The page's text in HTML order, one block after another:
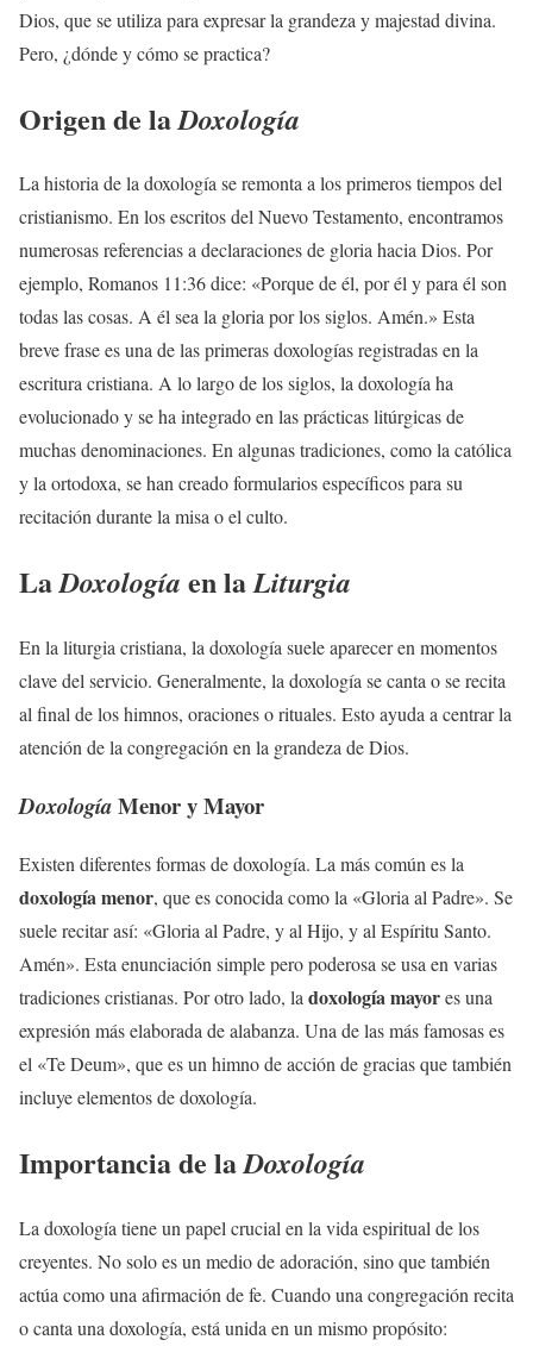
Dios, que se utiliza para expresar la grandeza y majestad divina.
Pero, ¿dónde y cómo se practica?
Origen de laDoxología
La historia de la doxología se remonta a los primeros tiempos del
cristianismo. En los escritos del Nuevo Testamento, encontramos
numerosas referencias a declaraciones de gloria hacia Dios. Por
ejemplo, Romanos 11:36 dice: «Porque de él, por él y para él son
todas las cosas. A él sea la gloria por los siglos. Amén.» Esta
breve frase es una de las primeras doxologías registradas en la
escritura cristiana. A lo largo de los siglos, la doxología ha
evolucionado y se ha integrado en las prácticas litúrgicas de
muchas denominaciones. En algunas tradiciones, como la católica
y la ortodoxa, se han creado formularios específicos para su
recitación durante la misa o el culto.
LaDoxología en laLiturgia
En la liturgia cristiana, la doxología suele aparecer en momentos
clave del servicio. Generalmente, la doxología se canta o se recita
al final de los himnos, oraciones o rituales. Esto ayuda a centrar la
atención de la congregación en la grandeza de Dios.
DoxologíaMenor y Mayor
Existen diferentes formas de doxología. La más común es la
doxología menor, que es conocida como la «Gloria al Padre». Se
suele recitar así: «Gloria al Padre, y al Hijo, y al Espíritu Santo.
Amén». Esta enunciación simple pero poderosa se usa en varias
tradiciones cristianas. Por otro lado, la doxología mayores una
expresión más elaborada de alabanza. Una de las más famosas es
el «Te Deum», que es un himno de acción de gracias que también
incluye elementos de doxología.
Importancia de laDoxología
La doxología tiene un papel crucial en la vida espiritual de los
creyentes. No solo es un medio de adoración, sino que también
actúa como una afirmación de fe. Cuando una congregación recita
o canta una doxología, está unida en un mismo propósito: